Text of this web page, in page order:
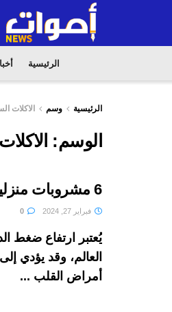
الرئيسية
الرئيسية وسم الاكلات
الوسم:
6 مشروبات منزلية لخفض ضغط الدم المرتفع
فبراير 27, 2024
يُعتبر ارتفاع ضغط
العالم، وقد يؤدي
أمراض القلب ...